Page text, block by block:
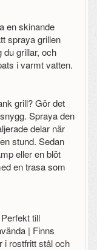
en skinande
spraya grillen
du grillar, och
i varmt vatten.
grill? Gör det
Spraya den
delar när
stund. Sedan
eller en blöt
en trasa som
till
| Finns
i rostfritt stål och